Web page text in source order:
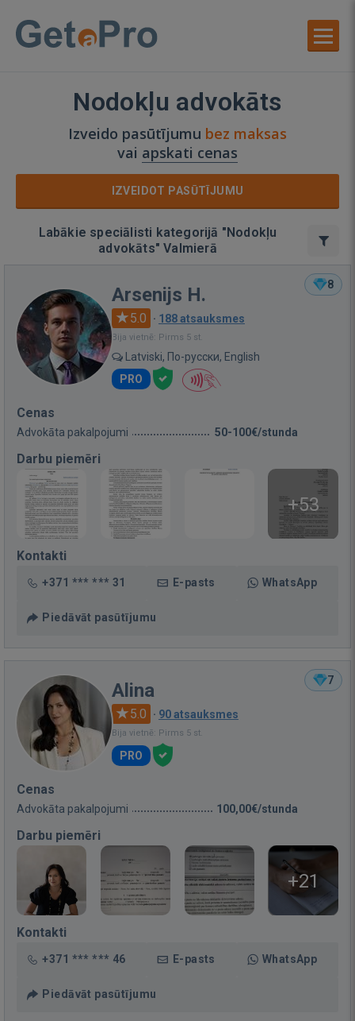
Nodokļu advokāts
Izveido pasūtījumu bez maksas
vai apskati cenas
IZVEIDOT PASŪTĪJUMU
Labākie speciālisti kategorijā "Nodokļu
advokāts" Valmierā
8
Arsenijs H.
5.0 · 188 atsauksmes
Bija vietnē: Pirms 5 st.
Latviski, По-русски, English
PRO
Cenas
Advokāta pakalpojumi 50-100€/stunda
Darbu piemēri
+53
Kontakti
+371 *** *** 31 E-pasts WhatsApp
Piedāvāt pasūtījumu
7
Alina
5.0 · 90 atsauksmes
Bija vietnē: Pirms 5 st.
PRO
Cenas
Advokāta pakalpojumi 100,00€/stunda
Darbu piemēri
+21
Kontakti
+371 *** *** 46 E-pasts WhatsApp
Piedāvāt pasūtījumu